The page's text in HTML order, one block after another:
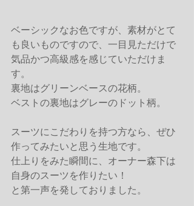
ベーシックなお色ですが、素材がとて
も良いものですので、一目見ただけで
気品かつ高級感を感じていただけま
す。
裏地はグリーンベースの花柄。
ベストの裏地はグレーのドット柄。
スーツにこだわりを持つ方なら、ぜひ
作ってみたいと思う生地です。
仕上りをみた瞬間に、オーナー森下は
自身のスーツを作りたい！
と第一声を発しておりました。